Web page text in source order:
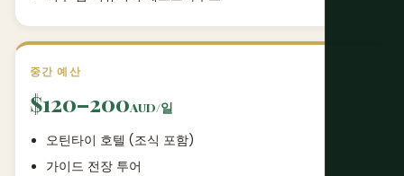
중간 예산
$120–200AUD/일
오틴타이 호텔 (조식 포함)
가이드 전장 투어